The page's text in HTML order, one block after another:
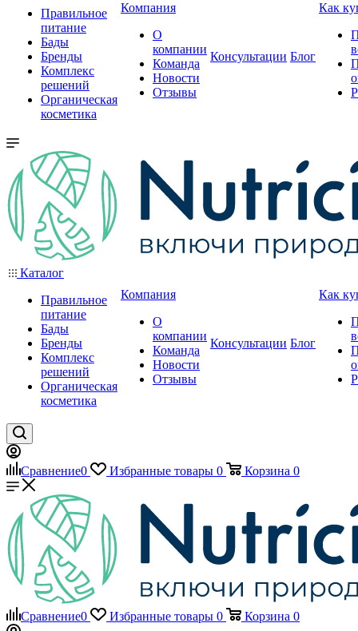
Правильное
питание
Бады
Бренды
Комплекс
решений
Органическая
косметика
Компания
О
компании
Команда
Новости
Отзывы
Консультации Блог
Как
Каталог
Правильное
питание
Бады
Бренды
Комплекс
решений
Органическая
косметика
Компания
О
компании
Команда
Новости
Отзывы
Консультации Блог
Как
Сравнение0 Избранные товары 0 Корзина 0
Сравнение0 Избранные товары 0 Корзина 0